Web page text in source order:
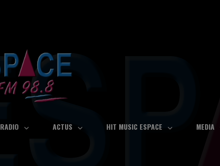
RADIO ACTUS HIT MUSIC ESPACE MEDIA